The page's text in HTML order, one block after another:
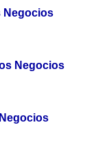
Negocios
Negocios